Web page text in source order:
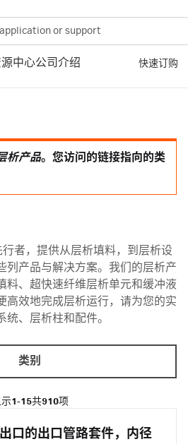
源中心公司介绍 快速订购
析产品。您访问的链接指向的类
者，提供从层析填料，到层析设
列产品与解决方案。我们的层析产
料、超快速纤维层析单元和缓冲液
高效地完成层析运行，请为您的实
、层析柱和配件。
类别
示1-15共910项
口的出口管路套件，内径